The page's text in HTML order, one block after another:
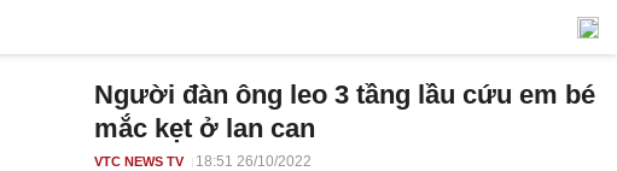
Người đàn ông leo 3 tầng lầu cứu em bé
mắc kẹt ở lan can
VTC NEWS TV 18:51 26/10/2022